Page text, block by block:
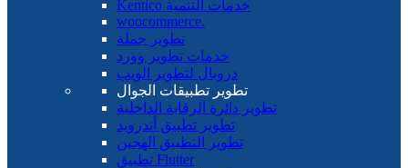
Kentico خدمات التنمية
woocommerce.
تطوير جملة
خدمات تطوير وورد
دروبال لتطوير الويب
تطوير تطبيقات الجوال
تطوير دائرة الرقابة الداخلية
تطوير تطبيق أندرويد
تطوير التطبيق الهجين
تطبيق Flutter